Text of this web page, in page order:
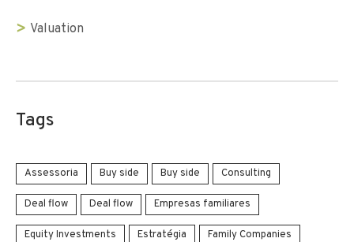
Valuation
Tags
Assessoria Buy side Buy side Consulting
Deal flow Deal flow Empresas familiares
Equity Investments Estratégia Family Companies